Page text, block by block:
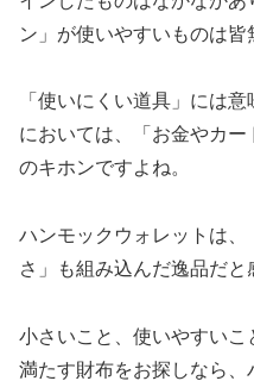
ン」が使いやすいものは皆
「使いにくい道具」には
においては、「お金やカ
のキホンですよね。
ハンモックウォレットは
さ」も組み込んだ逸品だと
小さいこと、使いやすい
満たす財布をお探しなら、